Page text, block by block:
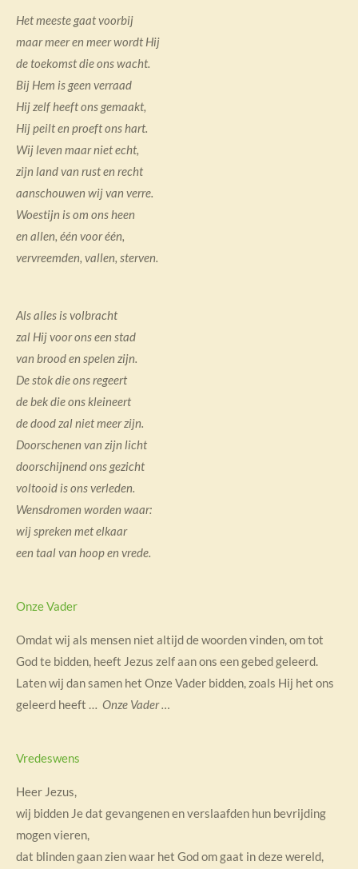
Het meeste gaat voorbij
maar meer en meer wordt Hij
de toekomst die ons wacht.
Bij Hem is geen verraad
Hij zelf heeft ons gemaakt,
Hij peilt en proeft ons hart.
Wij leven maar niet echt,
zijn land van rust en recht
aanschouwen wij van verre.
Woestijn is om ons heen
en allen, één voor één,
vervreemden, vallen, sterven.
Als alles is volbracht
zal Hij voor ons een stad
van brood en spelen zijn.
De stok die ons regeert
de bek die ons kleineert
de dood zal niet meer zijn.
Doorschenen van zijn licht
doorschijnend ons gezicht
voltooid is ons verleden.
Wensdromen worden waar:
wij spreken met elkaar
een taal van hoop en vrede.
Onze Vader
Omdat wij als mensen niet altijd de woorden vinden, om tot
God te bidden, heeft Jezus zelf aan ons een gebed geleerd.
Laten wij dan samen het Onze Vader bidden, zoals Hij het ons
geleerd heeft … Onze Vader …
Vredeswens
Heer Jezus,
wij bidden Je dat gevangenen en verslaafden hun bevrijding
mogen vieren,
dat blinden gaan zien waar het God om gaat in deze wereld,